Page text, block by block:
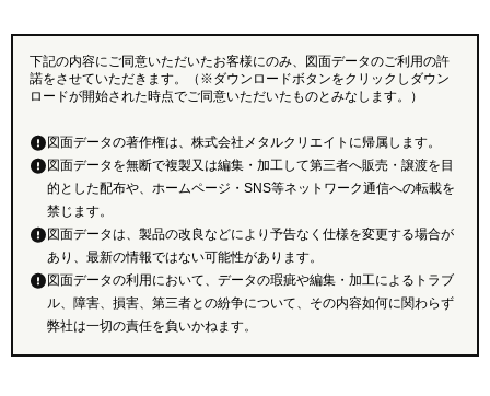
下記の内容にご同意いただいたお客様にのみ、図面データのご利用の許
諾をさせていただきます。（※ダウンロードボタンをクリックしダウン
ロードが開始された時点でご同意いただいたものとみなします。）
図面データの著作権は、株式会社メタルクリエイトに帰属します。
図面データを無断で複製又は編集・加工して第三者へ販売・譲渡を目
的とした配布や、ホームページ・SNS等ネットワーク通信への転載を
禁じます。
図面データは、製品の改良などにより予告なく仕様を変更する場合が
あり、最新の情報ではない可能性があります。
図面データの利用において、データの瑕疵や編集・加工によるトラブ
ル、障害、損害、第三者との紛争について、その内容如何に関わらず
弊社は一切の責任を負いかねます。